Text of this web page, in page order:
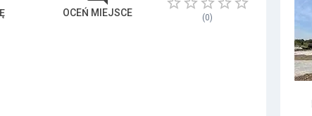
OCEŃ MIEJSCE (0)